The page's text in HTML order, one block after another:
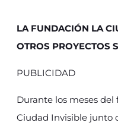
LA FUNDACIÓN LA
OTROS PROYECTOS
PUBLICIDAD
Durante los meses del
Ciudad Invisible junto